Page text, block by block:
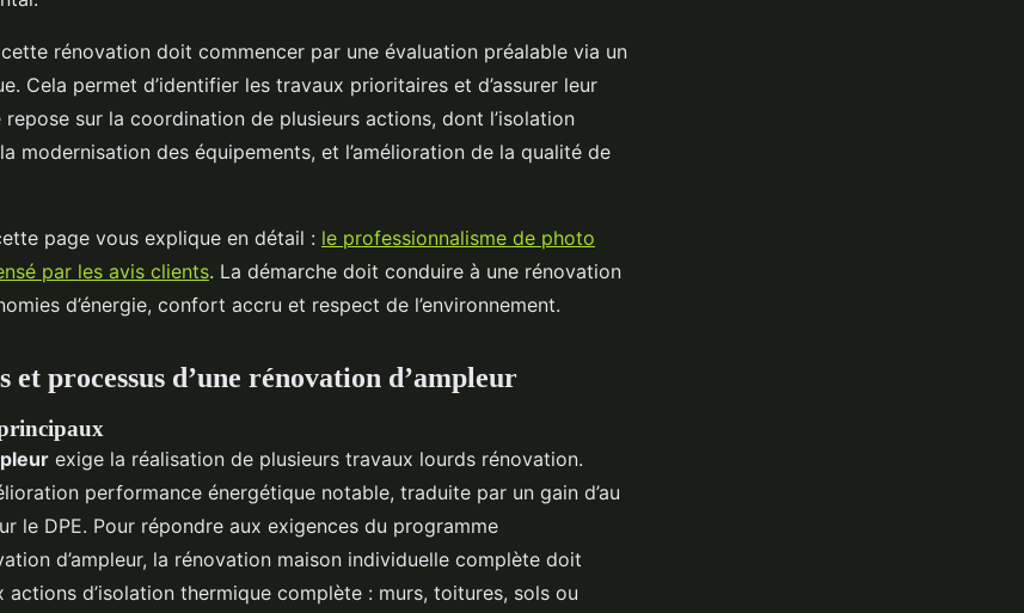
rénovation doit commencer par une évaluation préalable via un
Cela permet d’identifier les travaux prioritaires et d’assurer leur
sur la coordination de plusieurs actions, dont l’isolation
modernisation des équipements, et l’amélioration de la qualité de
page vous explique en détail : le professionnalisme de photo
par les avis clients. La démarche doit conduire à une rénovation
d’énergie, confort accru et respect de l’environnement.
et processus d’une rénovation d’ampleur
exige la réalisation de plusieurs travaux lourds rénovation.
performance énergétique notable, traduite par un gain d’au
le DPE. Pour répondre aux exigences du programme
d’ampleur, la rénovation maison individuelle complète doit
actions d’isolation thermique complète : murs, toitures, sols ou